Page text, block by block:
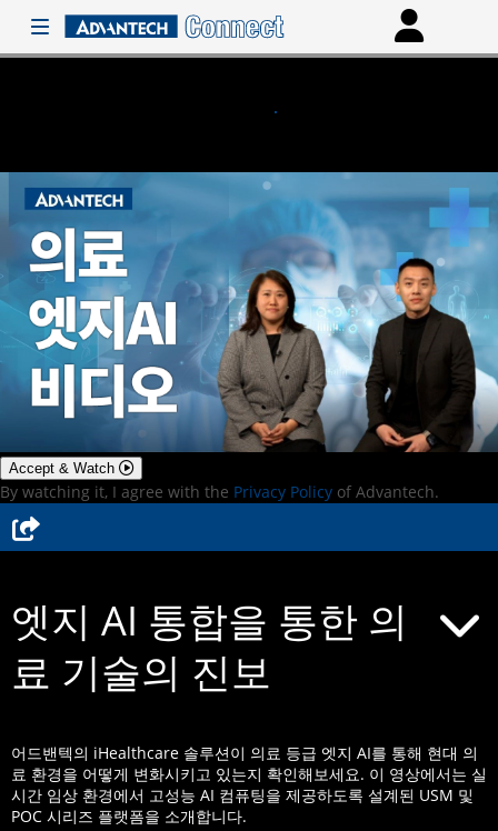
Accept & Watch
By watching it, I agree with the Privacy Policy of Advantech.
엣지 AI 통합을 통한 의
료 기술의 진보
어드밴텍의 iHealthcare 솔루션이 의료 등급 엣지 AI를 통해 현대 의
료 환경을 어떻게 변화시키고 있는지 확인해보세요. 이 영상에서는 실
시간 임상 환경에서 고성능 AI 컴퓨팅을 제공하도록 설계된 USM 및
POC 시리즈 플랫폼을 소개합니다.